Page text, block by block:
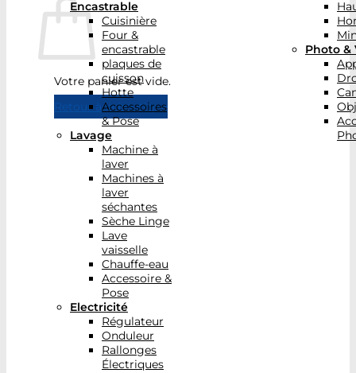
Votre panier est vide.
Retour à la boutique
Encastrable
Cuisinière
Four &
encastrable
plaques de
cuisson
Hotte
Accessoires
& Pose
Lavage
Machine à
laver
Machines à
laver
séchantes
Sèche Linge
Lave
vaisselle
Chauffe-eau
Accessoire &
Pose
Electricité
Régulateur
Onduleur
Rallonges
Électriques
Photo &